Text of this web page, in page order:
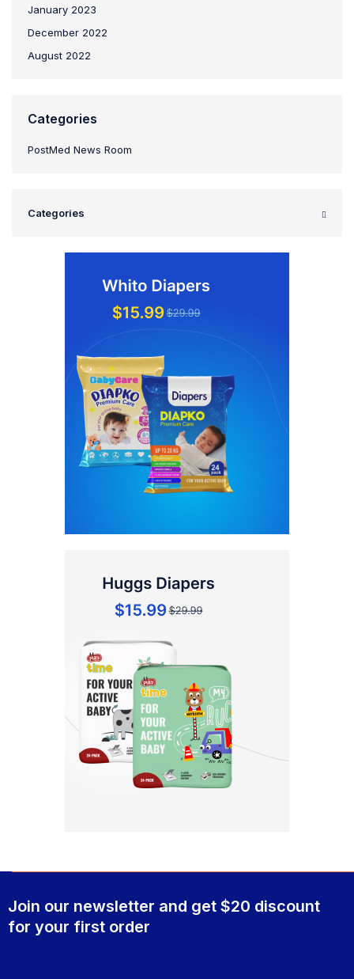
January 2023
December 2022
August 2022
Categories
PostMed News Room
Categories
Join our newsletter and get $20 discount
for your first order